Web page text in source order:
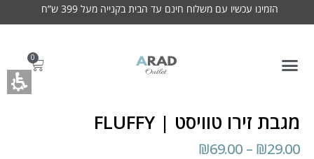
הזמינו עכשיו עם משלוח חינם עד הבית בקנייה מעל 399 ש”ח
0
מגבת זירו טוויסט | FLUFFY
₪29.00
–
₪69.00